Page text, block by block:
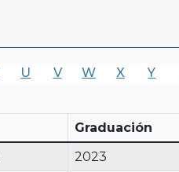
U V W X Y
Graduación
2023